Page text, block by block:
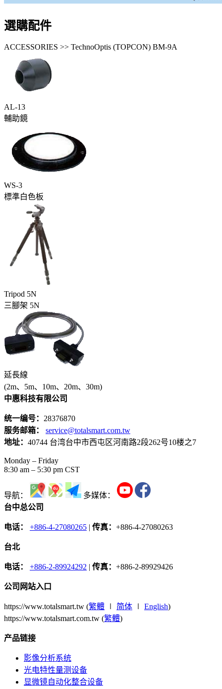
選購配件
ACCESSORIES >> TechnoOptis (TOPCON) BM-9A
AL-13
輔助鏡
WS-3
標準白色板
Tripod 5N
三腳架 5N
延長線
(2m、5m、10m、20m、30m)
中惠科技有限公司
统一编号： 28376870
服务邮箱：
service@totalsmart.com.tw
地址： 40744 台湾台中市西屯区河南路2段262号10楼之7
Monday – Friday
8:30 am – 5:30 pm CST
导航：
多媒体：
台中总公司
电话： +886-4-27080265 传真： +886-4-27080263
台北
电话： +886-2-89924292 传真： +886-2-89929426
公司网站入口
https://www.totalsmart.tw (繁體 简体 English)
https://www.totalsmart.com.tw (繁體)
产品链接
影像分析系统
光电特性量测设备
显微镜自动化整合设备